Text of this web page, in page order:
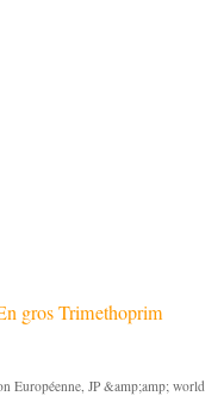
gros Trimethoprim
Européenne, JP &amp;amp; world